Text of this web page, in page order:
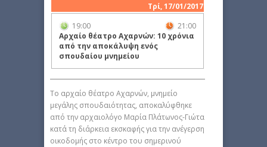
Τρί, 17/01/2017
19:00
21:00
Αρχαίο θέατρο Αχαρνών: 10 χρόνια
από την αποκάλυψη ενός
σπουδαίου μνημείου
Το αρχαίο θέατρο Αχαρνών, μνημείο
μεγάλης σπουδαιότητας, αποκαλύφθηκε
από την αρχαιολόγο Μαρία Πλάτωνος-Γιώτα
κατά τη διάρκεια εκσκαφής για την ανέγερση
οικοδομής στο κέντρο του σημερινού